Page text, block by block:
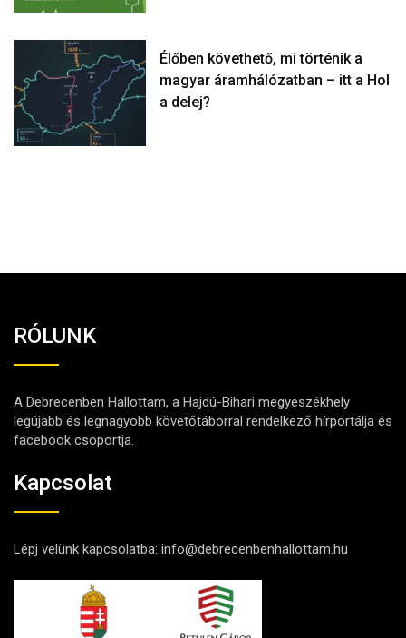
Élőben követhető, mi történik a
magyar áramhálózatban – itt a Hol
a delej?
RÓLUNK
A Debrecenben Hallottam, a Hajdú-Bihari megyeszékhely
legújabb és legnagyobb követőtáborral rendelkező hírportálja és
facebook csoportja.
Kapcsolat
Lépj velünk kapcsolatba: info@debrecenbenhallottam.hu